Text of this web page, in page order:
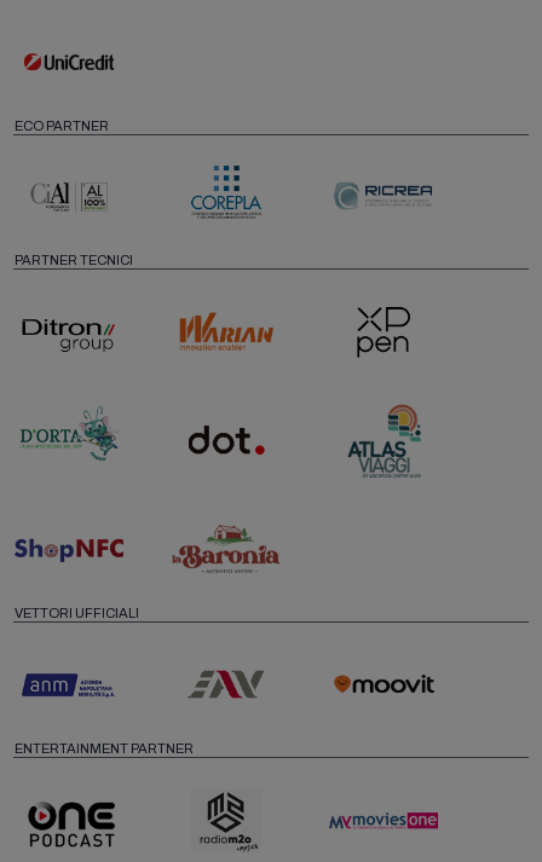
ECO PARTNER
PARTNER TECNICI
VETTORI UFFICIALI
ENTERTAINMENT PARTNER